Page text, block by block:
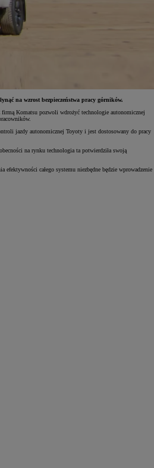
na wzrost bezpieczeństwa pracy górników.
Komatsu pozwoli wdrożyć technologie autonomicznej
jazdy autonomicznej Toyoty i jest dostosowany do pracy
na rynku technologia ta potwierdziła swoją
całego systemu niezbędne będzie wprowadzenie